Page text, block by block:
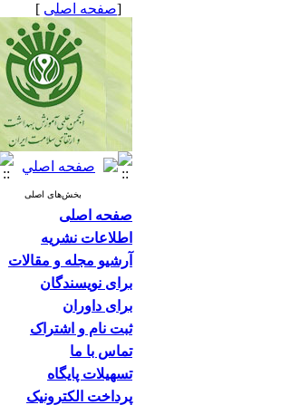
[صفحه اصلی ]
بخش‌های اصلی
صفحه اصلی
اطلاعات نشریه
آرشیو مجله و مقالات
برای نویسندگان
برای داوران
ثبت نام و اشتراک
تماس با ما
تسهیلات پایگاه
پرداخت الکترونیک